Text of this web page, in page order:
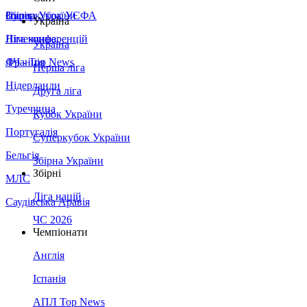
Збірна України
Італія
Німеччина
Франція
Нідерланди
Туреччина
Португалія
Бельгія
МЛС
Саудівська Аравія
Суперкубок УЄФА
Ліга конференцій
ЛЧ - Top News
Україна
Україна
Перша ліга
Друга ліга
Кубок України
Суперкубок України
Збірна України
Збірні
Ліга націй
ЧС 2026
Чемпіонати
Англія
Іспанія
АПЛ Top News